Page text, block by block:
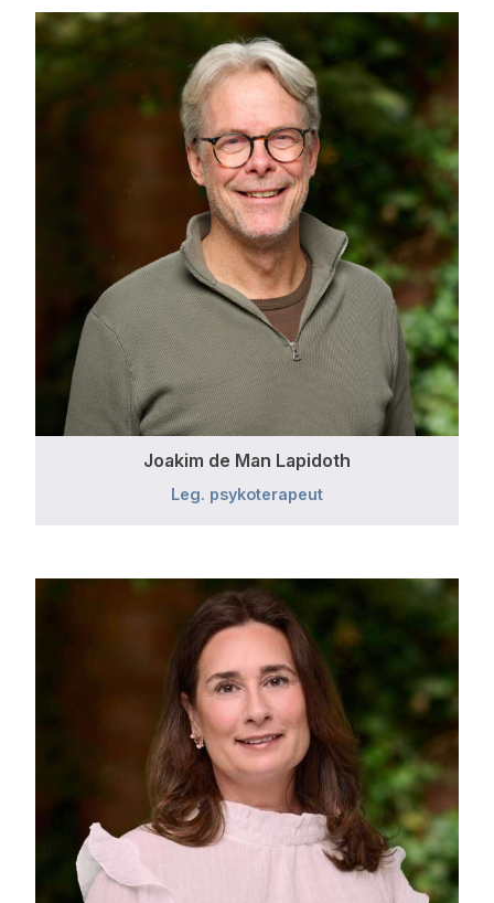
Joakim de Man Lapidoth
Leg. psykoterapeut